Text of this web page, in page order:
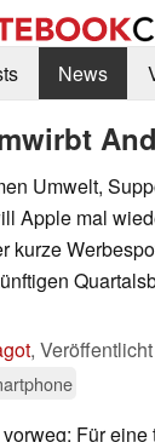
News
Umwelt,
Apple mal
kurze
,
Für